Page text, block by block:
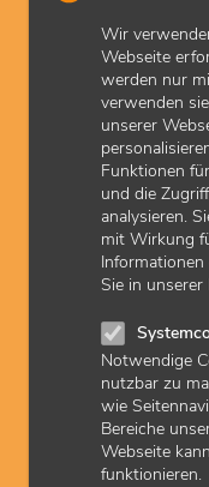
Wir
Webseite
werden nur
verwenden
unserer
Funktionen
und die
analysieren.
mit Wirkung
Sie in
Notwendige
nutzbar zu
wie
Bereiche
Webseite
funktionieren.
Bösartige
Weichteilgewebe
Bösartige
Bösartige
Weichteilgewebe